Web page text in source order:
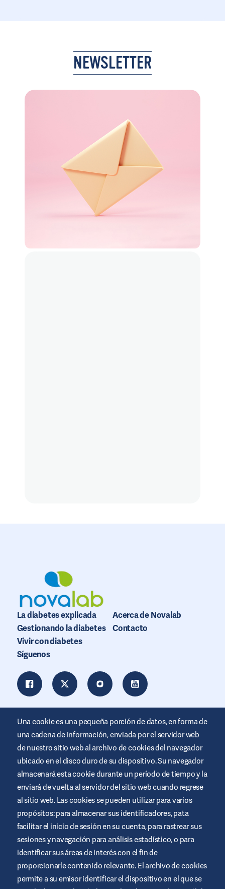
NEWSLETTER
La diabetes explicada
Gestionando la diabetes
Vivir con diabetes
Acerca de Novalab
Contacto
Síguenos
Este sitio web está promocionado por Air Liquide Healthcare
para educar y apoyar a las personas que viven con diabetes. Es
sólo un site informativo, no sustituye las recomendaciones
médicas. Busca siempre el consejo de un profesional de la salud.
Términos y condiciones del sitio web
Política de privacidad
Cookies
Una cookie es una pequeña porción de datos, en forma de
una cadena de información, enviada por el servidor web
de nuestro sitio web al archivo de cookies del navegador
ubicado en el disco duro de su dispositivo. Su navegador
almacenará esta cookie durante un período de tiempo y la
enviará de vuelta al servidor del sitio web cuando regrese
al sitio web. Las cookies se pueden utilizar para varios
propósitos: para almacenar sus identificadores, pata
facilitar el inicio de sesión en su cuenta, para rastrear sus
sesiones y navegación para análisis estadístico, o para
identificar sus áreas de interés con el fin de
proporcionarle contenido relevante. El archivo de cookies
permite a su emisor identificar el dispositivo en el que se